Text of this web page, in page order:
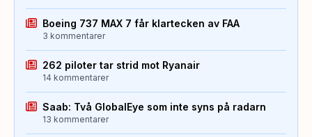
Boeing 737 MAX 7 får klartecken av FAA
3 kommentarer
262 piloter tar strid mot Ryanair
14 kommentarer
Saab: Två GlobalEye som inte syns på radarn
13 kommentarer